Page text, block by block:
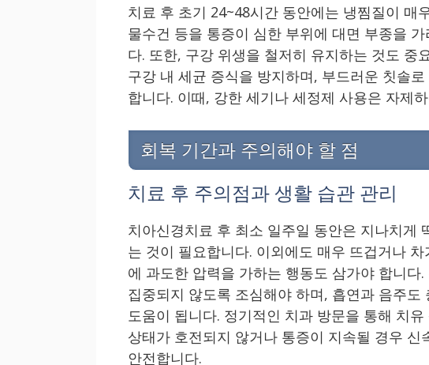
치료 후 초기 24~48시간 동안에는 냉찜질이 매
물수건 등을 통증이 심한 부위에 대면 부종을
다. 또한, 구강 위생을 철저히 유지하는 것도 중
구강 내 세균 증식을 방지하며, 부드러운 칫솔
합니다. 이때, 강한 세기나 세정제 사용은 자제
회복 기간과 주의해야 할 점
치료 후 주의점과 생활 습관 관리
치아신경치료 후 최소 일주일 동안은 지나치게
는 것이 필요합니다. 이외에도 매우 뜨겁거나
에 과도한 압력을 가하는 행동도 삼가야 합니다
집중되지 않도록 조심해야 하며, 흡연과 음주도
도움이 됩니다. 정기적인 치과 방문을 통해 치
상태가 호전되지 않거나 통증이 지속될 경우
안전합니다.